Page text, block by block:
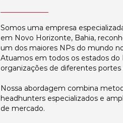
Somos uma empresa
em Novo Horizonte, Bahia,
um dos maiores NPs do mundo
Atuamos em todos os estados do
organizações de diferentes
Nossa abordagem combina
headhunters especializados e
de mercado.